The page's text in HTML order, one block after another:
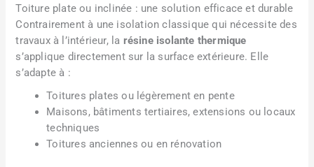
Toiture plate ou inclinée : une solution efficace et durable
Contrairement à une isolation classique qui nécessite des
travaux à l’intérieur, la résine isolante thermique
s’applique directement sur la surface extérieure. Elle
s’adapte à :
Toitures plates ou légèrement en pente
Maisons, bâtiments tertiaires, extensions ou locaux
techniques
Toitures anciennes ou en rénovation